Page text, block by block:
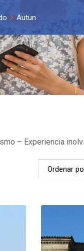
Autun
– Experiencia